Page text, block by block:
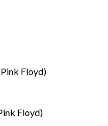
Floyd)
Floyd)